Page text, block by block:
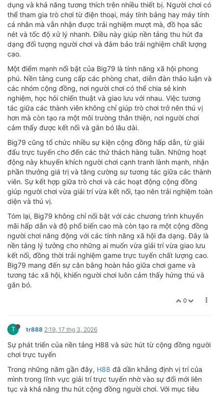
dụng và khả năng tương thích trên nhiều thiết bị. Người chơi có
thể tham gia trò chơi từ điện thoại, máy tính bảng hay máy tính
cá nhân mà vẫn nhận được trải nghiệm mượt mà, đồ họa sắc
nét và tốc độ xử lý nhanh. Điều này giúp nền tảng thu hút đa
dạng đối tượng người chơi và đảm bảo trải nghiệm chất lượng
cao.
Một điểm mạnh nổi bật của Big79 là tính năng xã hội phong
phú. Nền tảng cung cấp các phòng chat, diễn đàn thảo luận và
các nhóm cộng đồng, nơi người chơi có thể chia sẻ kinh
nghiệm, học hỏi chiến thuật và giao lưu với nhau. Việc tương
tác giữa các thành viên không chỉ giúp trò chơi trở nên thú vị
hơn mà còn tạo ra một môi trường thân thiện, nơi người chơi
cảm thấy được kết nối và gắn bó lâu dài.
Big79 cũng tổ chức nhiều sự kiện cộng đồng hấp dẫn, từ giải
đấu trực tuyến cho đến các thử thách hàng tuần. Những hoạt
động này khuyến khích người chơi cạnh tranh lành mạnh, nhận
phần thưởng giá trị và tăng cường sự tương tác giữa các thành
viên. Sự kết hợp giữa trò chơi và các hoạt động cộng đồng
giúp người chơi vừa giải trí vừa kết nối, tạo nên trải nghiệm toàn
diện và thú vị.
Tóm lại, Big79 không chỉ nổi bật với các chương trình khuyến
mãi hấp dẫn và độ phổ biến cao mà còn tạo ra một cộng đồng
người chơi năng động với các tính năng xã hội đa dạng. Đây là
nền tảng lý tưởng cho những ai muốn vừa giải trí vừa giao lưu
kết nối, đồng thời trải nghiệm game trực tuyến chất lượng cao.
Big79 mang đến sự cân bằng hoàn hảo giữa chơi game và
tương tác xã hội, khiến người chơi luôn cảm thấy hứng thú và
gắn bó.
0
T tr888 2:19, 17 thg 3, 2026
Sự phát triển của nền tảng H88 và sức hút từ cộng đồng người
chơi trực tuyến
Trong những năm gần đây, H88 đã dần khẳng định vị trí của
mình trong lĩnh vực giải trí trực tuyến nhờ vào sự đổi mới liên
tục và khả năng thu hút cộng đồng người chơi. Với mục tiêu